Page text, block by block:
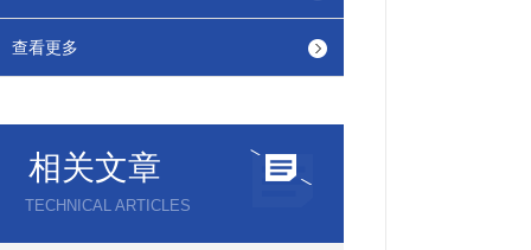
查看更多
相关文章
TECHNICAL ARTICLES